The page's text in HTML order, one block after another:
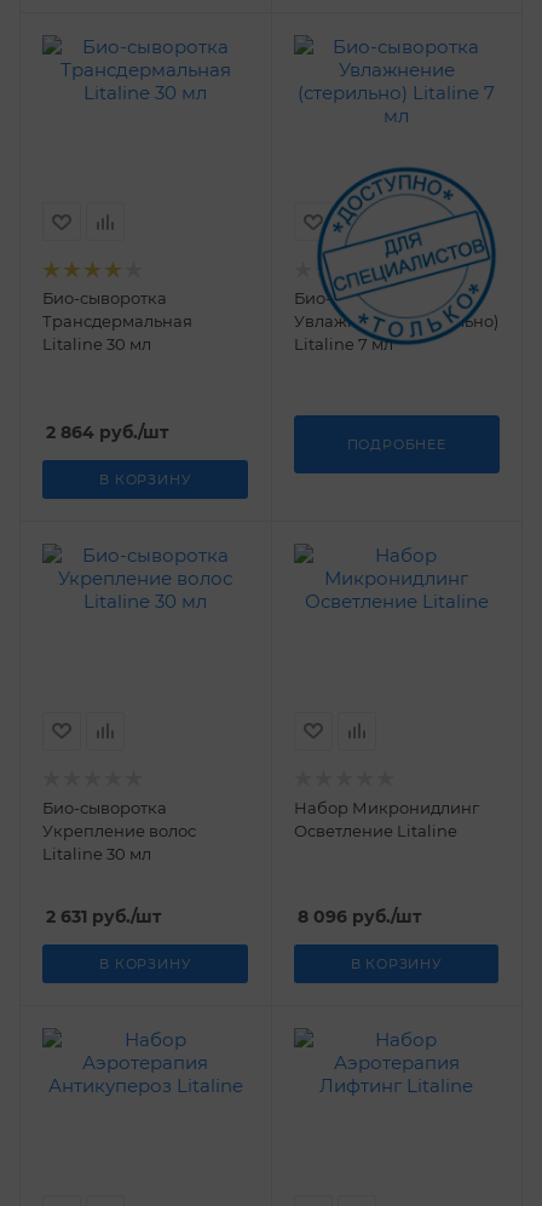
Био-сыворотка
Трансдермальная
Litaline 30 мл
2 864 руб./шт
В КОРЗИНУ
Био-сыворотка
Увлажнение (стерильно)
Litaline 7 мл
ПОДРОБНЕЕ
Био-сыворотка
Укрепление волос
Litaline 30 мл
2 631 руб./шт
В КОРЗИНУ
Набор Микронидлинг
Осветление Litaline
8 096руб./шт
В КОРЗИНУ